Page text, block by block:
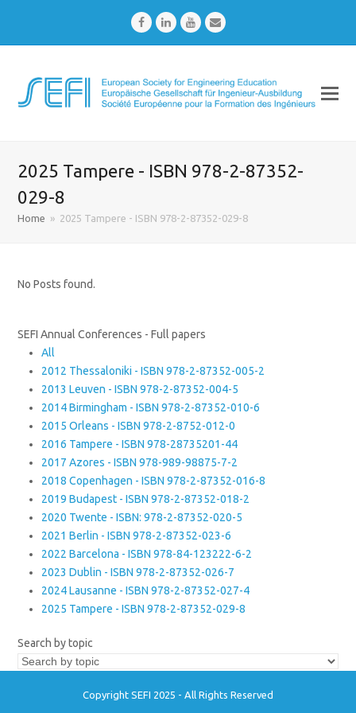
FacebookLinkedInYoutubeEmail
2025 Tampere - ISBN 978-2-87352-
029-8
Home » 2025 Tampere - ISBN 978-2-87352-029-8
No Posts found.
SEFI Annual Conferences - Full papers
All
2012 Thessaloniki - ISBN 978-2-87352-005-2
2013 Leuven - ISBN 978-2-87352-004-5
2014 Birmingham - ISBN 978-2-87352-010-6
2015 Orleans - ISBN 978-2-8752-012-0
2016 Tampere - ISBN 978-28735201-44
2017 Azores - ISBN 978-989-98875-7-2
2018 Copenhagen - ISBN 978-2-87352-016-8
2019 Budapest - ISBN 978-2-87352-018-2
2020 Twente - ISBN: 978-2-87352-020-5
2021 Berlin - ISBN 978-2-87352-023-6
2022 Barcelona - ISBN 978-84-123222-6-2
2023 Dublin - ISBN 978-2-87352-026-7
2024 Lausanne - ISBN 978-2-87352-027-4
2025 Tampere - ISBN 978-2-87352-029-8
Search by topic
Copyright SEFI 2025 - All Rights Reserved